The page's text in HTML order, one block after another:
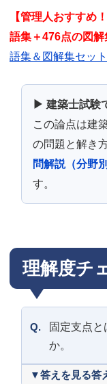
【管理人おすすめ
語集＋476点の図
語集＆図解集セット
▶ 建築士試験
この論点は建
の問題と解き
問解説（分野
す。
理解度チ
Q.
固定支点
か。
答